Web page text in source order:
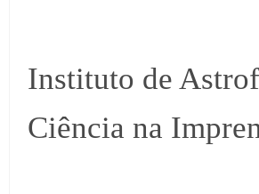
Instituto de
Ciência na